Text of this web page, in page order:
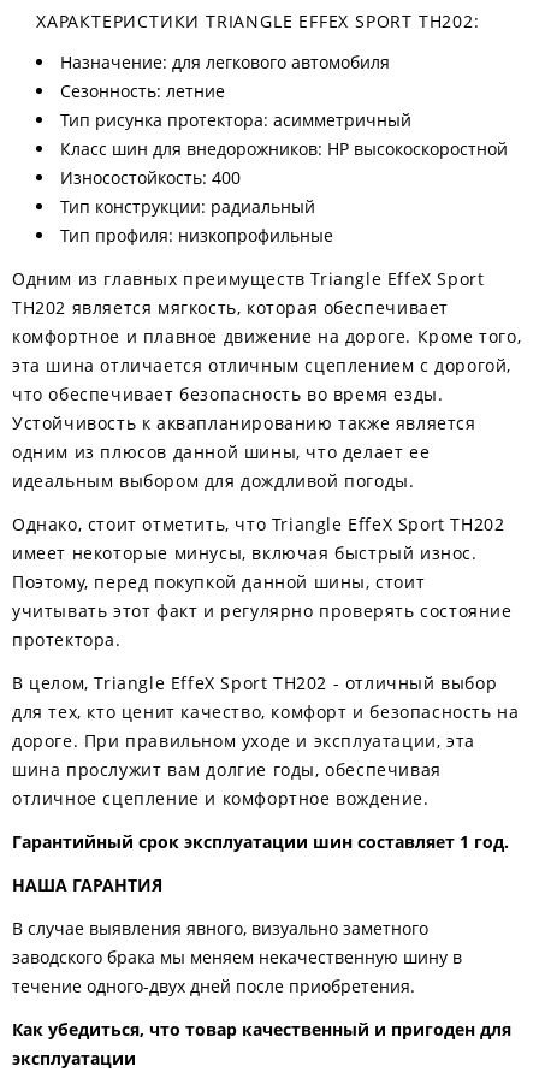
ХАРАКТЕРИСТИКИ TRIANGLE EFFEX SPORT TH202:
Назначение: для легкового автомобиля
Сезонность: летние
Тип рисунка протектора: асимметричный
Класс шин для внедорожников: HP высокоскоростной
Износостойкость: 400
Тип конструкции: радиальный
Тип профиля: низкопрофильные
Одним из главных преимуществ Triangle EffeX Sport
TH202 является мягкость, которая обеспечивает
комфортное и плавное движение на дороге. Кроме того,
эта шина отличается отличным сцеплением с дорогой,
что обеспечивает безопасность во время езды.
Устойчивость к аквапланированию также является
одним из плюсов данной шины, что делает ее
идеальным выбором для дождливой погоды.
Однако, стоит отметить, что Triangle EffeX Sport TH202
имеет некоторые минусы, включая быстрый износ.
Поэтому, перед покупкой данной шины, стоит
учитывать этот факт и регулярно проверять состояние
протектора.
В целом, Triangle EffeX Sport TH202 - отличный выбор
для тех, кто ценит качество, комфорт и безопасность на
дороге. При правильном уходе и эксплуатации, эта
шина прослужит вам долгие годы, обеспечивая
отличное сцепление и комфортное вождение.
Гарантийный срок эксплуатации шин составляет 1 год.
НАША ГАРАНТИЯ
В случае выявления явного, визуально заметного
заводского брака мы меняем некачественную шину в
течение одного-двух дней после приобретения.
Как убедиться, что товар качественный и пригоден для
эксплуатации